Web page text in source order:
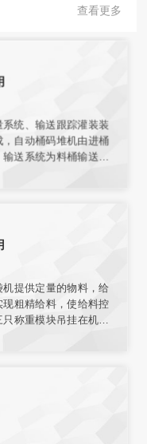
查看更多
统、输送跟踪灌装装
自动桶码堆机由进桶
送系统为料桶输送增
提供定量的物料，给
粗精给料，使给料控
称重模块吊挂在机架
安装传感器排列位置